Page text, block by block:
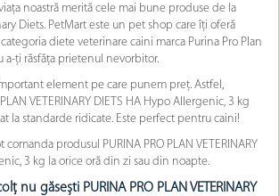
noastră merită cele mai bune produse de la
Diets. PetMart este un pet shop care îți oferă
diete veterinare caini marca Purina Pro Plan
a-ți răsfăța prietenul nevorbitor.
element pe care punem preț. Astfel,
VETERINARY DIETS HA Hypo Allergenic, 3 kg
la standarde ridicate. Este perfect pentru caini!
produsul PURINA PRO PLAN VETERINARY
3 kg la orice oră din zi sau din noapte.
nu găsești PURINA PRO PLAN VETERINARY